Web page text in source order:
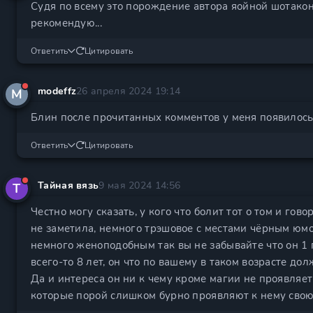
Судя по всему это порождение автора яойной
рекомендую...
Ответить Цитировать
M modeffz26 апреля 2024 19:14
Блин после прочитанных комментов у меня
Ответить Цитировать
Т Тайная вязь9 мая 2024 14:56
Честно могу сказать, у кого что болит тот о том и
не заметила, немного трэшовое с местами чёрным
немного женоподобным так вы не забывайте что он
всего-то 8 лет, он что по вашему в таком возрасте
Да и интереса он ни к чему кроме магии не
которые порой слишком бурно проявляют к нему